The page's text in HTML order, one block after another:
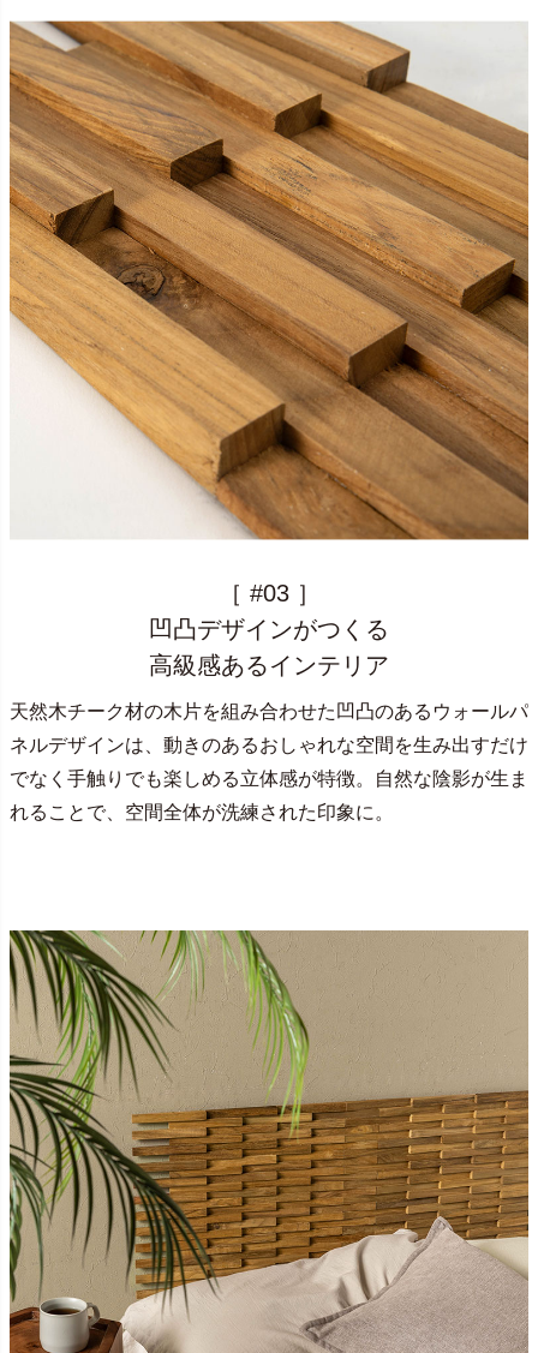
［ #03 ］
凹凸デザインがつくる
高級感あるインテリア
天然木チーク材の木片を組み合わせた凹凸のあるウォールパ
ネルデザインは、動きのあるおしゃれな空間を生み出すだけ
でなく手触りでも楽しめる立体感が特徴。自然な陰影が生ま
れることで、空間全体が洗練された印象に。